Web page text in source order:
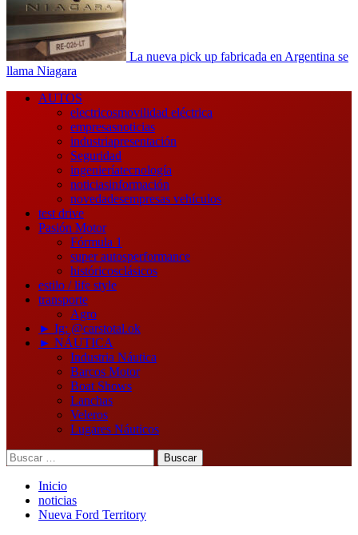
La nueva pick up fabricada en Argentina se
llama Niagara
Menú
AUTOS
electricosmovilidad eléctrica
empresasnoticias
industriapresentación
Seguridad
ingenieríatecnología
noticiasinformación
novedadesempresas vehículos
test drive
Pasión Motor
Fórmula 1
super autosperformance
históricosclásicos
estilo / life style
transporte
Agro
► Ig: @carstotal.ok
► NÁUTICA
Industria Náutica
Barcos Motor
Boat Shows
Lanchas
Veleros
Lugares Náuticos
Buscar:
Inicio
noticias
Nueva Ford Territory